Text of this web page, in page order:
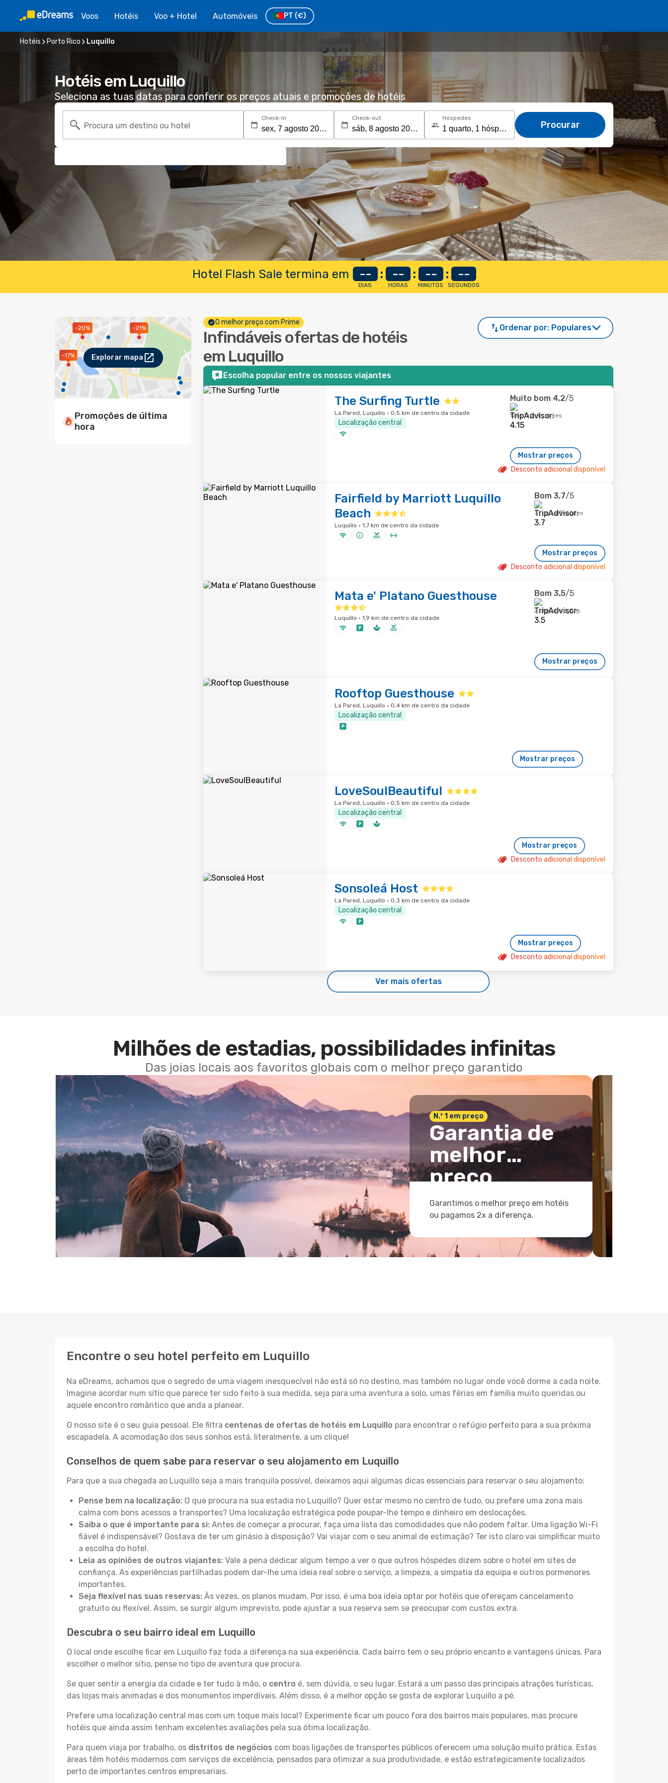
Voos Hotéis Voo + Hotel Automóveis PT (€)
Hotéis Porto Rico Luquillo
Hotéis em Luquillo
Seleciona as tuas datas para conferir os preços atuais e promoções de hotéis
Procura um destino ou hotel
Check-in Check-out Hóspedes
Procurar
Hotel Flash Sale termina em --
DIAS
: --
HORAS
: --
MINUTOS
: --
SEGUNDOS
-20% -21%
-17% Explorar mapa
Promoções de última
hora
O melhor preço com Prime
Infindáveis ofertas de hotéis
em Luquillo
Ordenar por: Populares
Escolha popular entre os nossos viajantes
The Surfing Turtle
La Pared, Luquillo · 0,5 km de centro da cidade
Localização central
Muito bom 4,2/5
126 classificações
Mostrar preços
Desconto adicional disponível
Fairfield by Marriott Luquillo
Beach
Luquillo · 1,7 km de centro da cidade
Bom 3,7/5
31 classificações
Mostrar preços
Desconto adicional disponível
Mata e' Platano Guesthouse
Luquillo · 1,9 km de centro da cidade
Bom 3,5/5
2 classificações
Mostrar preços
Rooftop Guesthouse
La Pared, Luquillo · 0,4 km de centro da cidade
Localização central
Mostrar preços
LoveSoulBeautiful
La Pared, Luquillo · 0,5 km de centro da cidade
Localização central
Mostrar preços
Desconto adicional disponível
Sonsoleá Host
La Pared, Luquillo · 0,3 km de centro da cidade
Localização central
Mostrar preços
Desconto adicional disponível
Ver mais ofertas
Milhões de estadias, possibilidades infinitas
Das joias locais aos favoritos globais com o melhor preço garantido
N.º 1 em preço
Garantia de
melhor
preço
Garantimos o melhor preço em hotéis
ou pagamos 2x a diferença.
Encontre o seu hotel perfeito em Luquillo
Na eDreams, achamos que o segredo de uma viagem inesquecível não está só no destino, mas também no lugar onde você dorme a cada noite.
Imagine acordar num sítio que parece ter sido feito à sua medida, seja para uma aventura a solo, umas férias em família muito queridas ou
aquele encontro romântico que anda a planear.
O nosso site é o seu guia pessoal. Ele filtra centenas de ofertas de hotéis em Luquillo para encontrar o refúgio perfeito para a sua próxima
escapadela. A acomodação dos seus sonhos está, literalmente, a um clique!
Conselhos de quem sabe para reservar o seu alojamento em Luquillo
Para que a sua chegada ao Luquillo seja a mais tranquila possível, deixamos aqui algumas dicas essenciais para reservar o seu alojamento:
Pense bem na localização: O que procura na sua estadia no Luquillo? Quer estar mesmo no centro de tudo, ou prefere uma zona mais
calma com bons acessos a transportes? Uma localização estratégica pode poupar-lhe tempo e dinheiro em deslocações.
Saiba o que é importante para si: Antes de começar a procurar, faça uma lista das comodidades que não podem faltar. Uma ligação Wi-Fi
fiável é indispensável? Gostava de ter um ginásio à disposição? Vai viajar com o seu animal de estimação? Ter isto claro vai simplificar muito
a escolha do hotel.
Leia as opiniões de outros viajantes: Vale a pena dedicar algum tempo a ver o que outros hóspedes dizem sobre o hotel em sites de
confiança. As experiências partilhadas podem dar-lhe uma ideia real sobre o serviço, a limpeza, a simpatia da equipa e outros pormenores
importantes.
Seja flexível nas suas reservas: Às vezes, os planos mudam. Por isso, é uma boa ideia optar por hotéis que ofereçam cancelamento
gratuito ou flexível. Assim, se surgir algum imprevisto, pode ajustar a sua reserva sem se preocupar com custos extra.
Descubra o seu bairro ideal em Luquillo
O local onde escolhe ficar em Luquillo faz toda a diferença na sua experiência. Cada bairro tem o seu próprio encanto e vantagens únicas. Para
escolher o melhor sítio, pense no tipo de aventura que procura.
Se quer sentir a energia da cidade e ter tudo à mão, o centro é, sem dúvida, o seu lugar. Estará a um passo das principais atrações turísticas,
das lojas mais animadas e dos monumentos imperdíveis. Além disso, é a melhor opção se gosta de explorar Luquillo a pé.
Prefere uma localização central mas com um toque mais local? Experimente ficar um pouco fora dos bairros mais populares, mas procure
hotéis que ainda assim tenham excelentes avaliações pela sua ótima localização.
Para quem viaja por trabalho, os distritos de negócios com boas ligações de transportes públicos oferecem uma solução muito prática. Estas
áreas têm hotéis modernos com serviços de excelência, pensados para otimizar a sua produtividade, e estão estrategicamente localizados
perto de importantes centros empresariais.